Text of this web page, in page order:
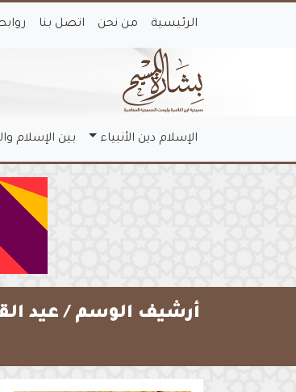
الرئيسية من نحن اتصل بنا
الإسلام دين الأنبياء بين الإسلام
أرشيف الوسم / عيد القيامة